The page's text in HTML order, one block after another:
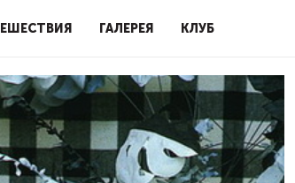
ГАЛЕРЕЯ КЛУБ